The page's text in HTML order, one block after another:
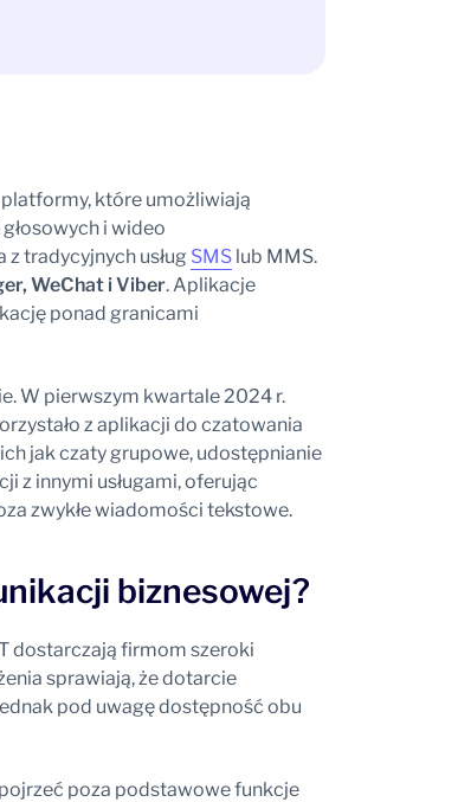
które umożliwiają
i wideo
tradycyjnych usług SMSlub MMS.
WeChat i Viber. Aplikacje
ponad granicami
W pierwszym kwartale 2024 r.
z aplikacji do czatowania
jak czaty grupowe, udostępnianie
z innymi usługami, oferując
zwykłe wiadomości tekstowe.
biznesowej?
dostarczają firmom szeroki
sprawiają, że dotarcie
pod uwagę dostępność obu
poza podstawowe funkcje